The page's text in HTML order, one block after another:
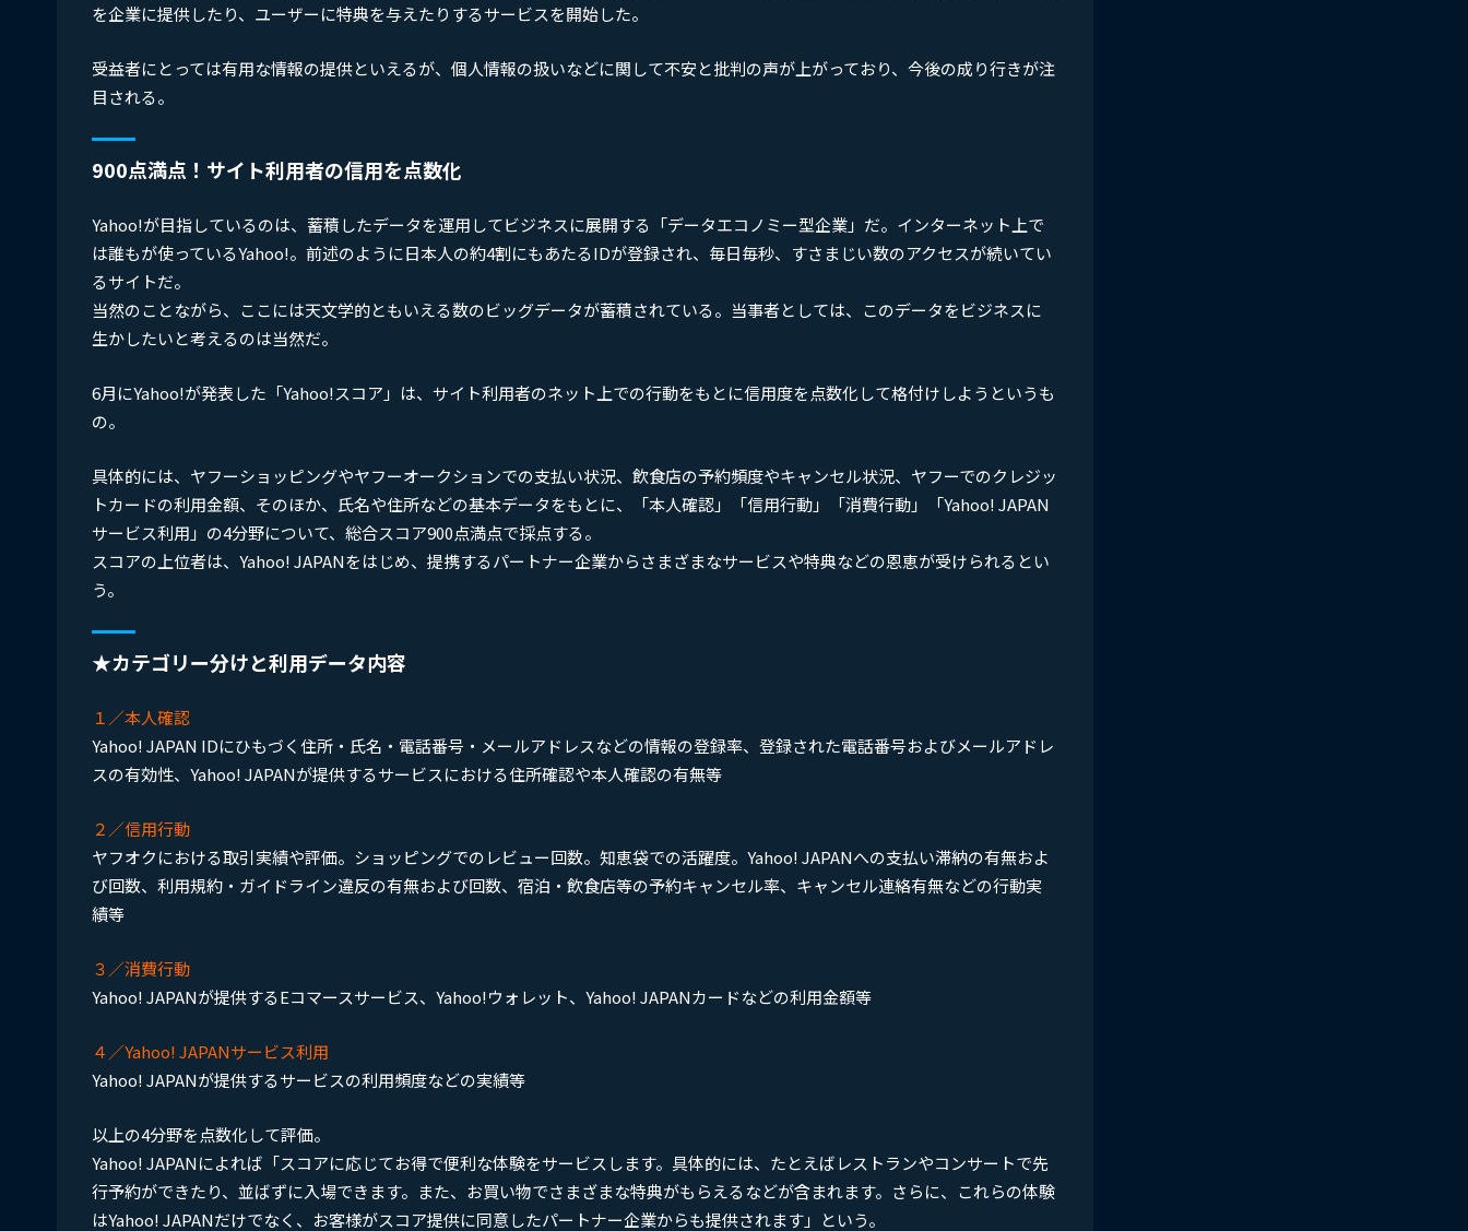
を企業に提供したり、ユーザーに特典を与えたりするサービスを開始した。
受益者にとっては有用な情報の提供といえるが、個人情報の扱いなどに関して不安と批判の声が上がっており、今後の成り行きが注
目される。
900点満点！サイト利用者の信用を点数化
Yahoo!が目指しているのは、蓄積したデータを運用してビジネスに展開する「データエコノミー型企業」だ。インターネット上で
は誰もが使っているYahoo!。前述のように日本人の約4割にもあたるIDが登録され、毎日毎秒、すさまじい数のアクセスが続いてい
るサイトだ。
当然のことながら、ここには天文学的ともいえる数のビッグデータが蓄積されている。当事者としては、このデータをビジネスに
生かしたいと考えるのは当然だ。
6月にYahoo!が発表した「Yahoo!スコア」は、サイト利用者のネット上での行動をもとに信用度を点数化して格付けしようというも
の。
具体的には、ヤフーショッピングやヤフーオークションでの支払い状況、飲食店の予約頻度やキャンセル状況、ヤフーでのクレジッ
トカードの利用金額、そのほか、氏名や住所などの基本データをもとに、「本人確認」「信用行動」「消費行動」「Yahoo! JAPAN
サービス利用」の4分野について、総合スコア900点満点で採点する。
スコアの上位者は、Yahoo! JAPANをはじめ、提携するパートナー企業からさまざまなサービスや特典などの恩恵が受けられるとい
う。
★カテゴリー分けと利用データ内容
１／本人確認
Yahoo! JAPAN IDにひもづく住所・氏名・電話番号・メールアドレスなどの情報の登録率、登録された電話番号およびメールアドレ
スの有効性、Yahoo! JAPANが提供するサービスにおける住所確認や本人確認の有無等
２／信用行動
ヤフオクにおける取引実績や評価。ショッピングでのレビュー回数。知恵袋での活躍度。Yahoo! JAPANへの支払い滞納の有無およ
び回数、利用規約・ガイドライン違反の有無および回数、宿泊・飲食店等の予約キャンセル率、キャンセル連絡有無などの行動実
績等
３／消費行動
Yahoo! JAPANが提供するEコマースサービス、Yahoo!ウォレット、Yahoo! JAPANカードなどの利用金額等
４／Yahoo! JAPANサービス利用
Yahoo! JAPANが提供するサービスの利用頻度などの実績等
以上の4分野を点数化して評価。
Yahoo! JAPANによれば「スコアに応じてお得で便利な体験をサービスします。具体的には、たとえばレストランやコンサートで先
行予約ができたり、並ばずに入場できます。また、お買い物でさまざまな特典がもらえるなどが含まれます。さらに、これらの体験
はYahoo! JAPANだけでなく、お客様がスコア提供に同意したパートナー企業からも提供されます」という。